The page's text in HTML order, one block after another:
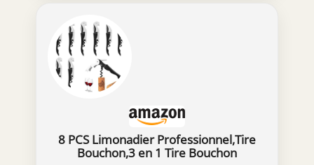
8 PCS Limonadier Professionnel,Tire
Bouchon,3 en 1 Tire Bouchon